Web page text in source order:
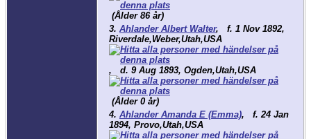
(Ålder 86 år)
3. Ahlander Albert Walter, f. 1 Nov 1892,
Riverdale,Weber,Utah,USA
, d. 9 Aug 1893, Ogden,Utah,USA
(Ålder 0 år)
4. Ahlander Amanda E (Emma), f. 24 Jan
1894, Provo,Utah,USA